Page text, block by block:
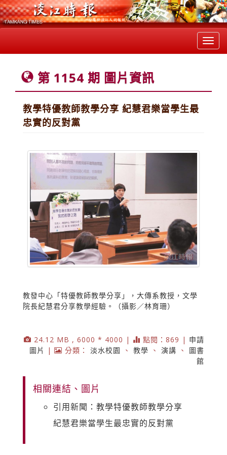
第 1154 期 圖片資訊
教學特優教師教學分享 紀慧君樂當學生最
忠實的反對黨
教發中心「特優教師教學分享」，大傳系教授，文學
院長紀慧君分享教學經驗。（攝影／林育珊）
24.12 MB , 6000 * 4000 | 點閱：869 | 申請
圖片
| 分類： 淡水校園 、 教學 、 演講 、 圖書
館
相關連結、圖片
引用新聞：教學特優教師教學分享
紀慧君樂當學生最忠實的反對黨